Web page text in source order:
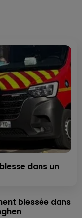
dans un
blessée dans